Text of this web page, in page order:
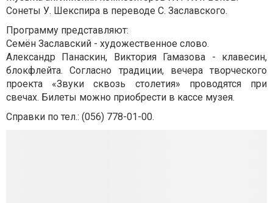
Сонеты У. Шекспира в переводе С. Заславского.
Программу представляют:
Семён Заславский - художественное слово.
Александр Панаскин, Виктория Гамазова - клавесин,
блокфлейта.Согласно традиции, вечера творческого
проекта «Звуки сквозь столетия» проводятся при
свечах. Билеты можно приобрести в кассе музея.
Справки по тел.: (056) 778-01-00.